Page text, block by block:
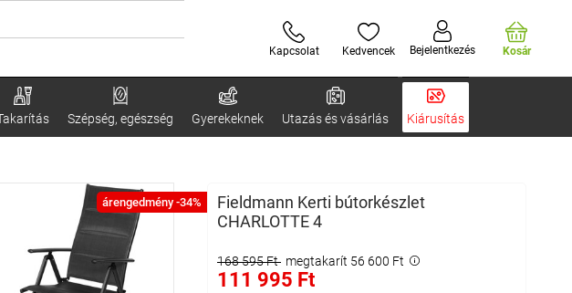
Kapcsolat Kedvencek Bejelentkezés Kosár
Szépség, egészség Gyerekeknek Utazás és vásárlás Kiárusítás
árengedmény -34%
Fieldmann Kerti bútorkészlet
CHARLOTTE 4
168 595 Ft megtakarít 56 600 Ft
111 995 Ft